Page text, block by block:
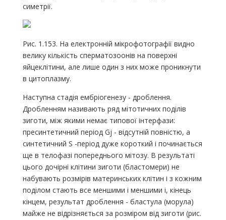
симетрії.
Рис. 1.153. На електронній мікрофотографії видно
велику кількість сперматозоонів на поверхні
яйцеклітини, але лише один з них може проникнути
в цитоплазму.
Наступна стадія ембріогенезу - дроблення.
Дробленням називають ряд мітотичних поділів
зиготи, між якими немає типової інтерфази:
пресинтетичний період Gj - відсутній повністю, а
синтетичний S -період дуже короткий і починається
ще в телофазі попереднього мітозу. В результаті
цього дочірні клітини зиготи (бластомери) не
набувають розмірів материнських клітин і з кожним
поділом стають все меншими і меншими і, кінець
кінцем, результат дроблення - бластула (морула)
майже не відрізняється за розміром від зиготи (рис.